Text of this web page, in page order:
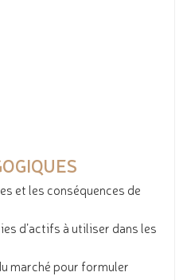
et les conséquences de
d’actifs à utiliser dans les
marché pour formuler